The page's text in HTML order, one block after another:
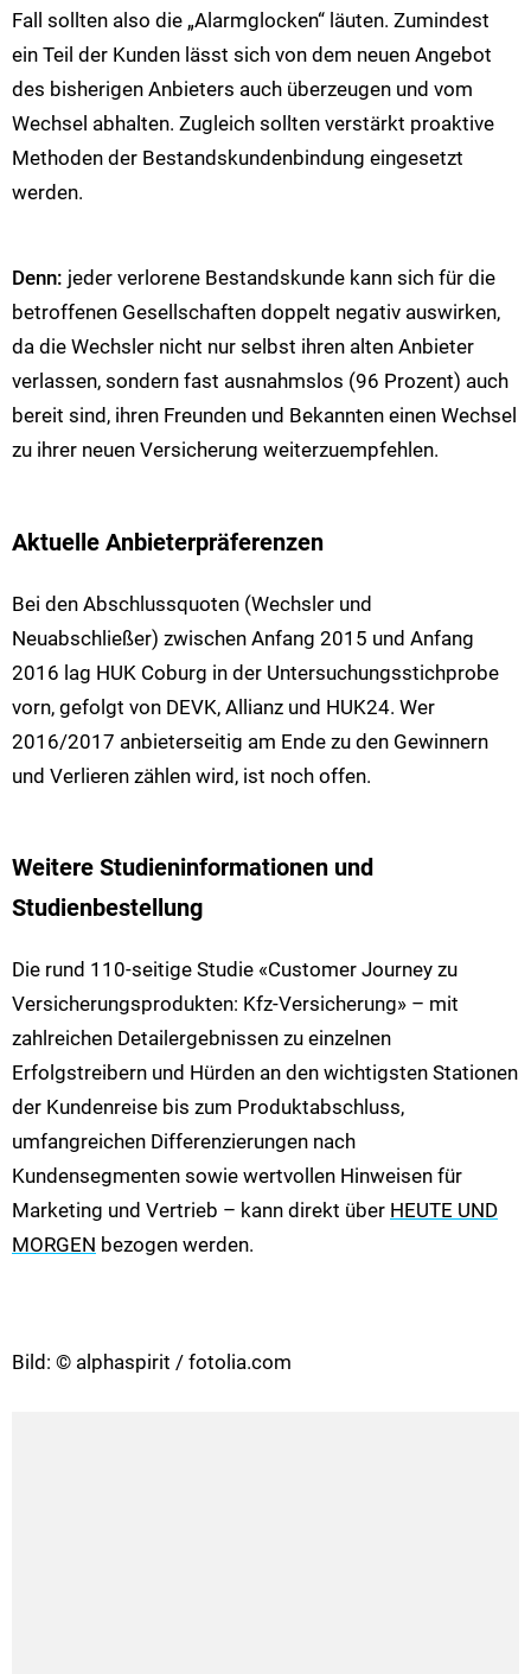
Fall sollten also die „Alarmglocken“ läuten. Zumindest
ein Teil der Kunden lässt sich von dem neuen Angebot
des bisherigen Anbieters auch überzeugen und vom
Wechsel abhalten. Zugleich sollten verstärkt proaktive
Methoden der Bestandskundenbindung eingesetzt
werden.
Denn: jeder verlorene Bestandskunde kann sich für die
betroffenen Gesellschaften doppelt negativ auswirken,
da die Wechsler nicht nur selbst ihren alten Anbieter
verlassen, sondern fast ausnahmslos (96 Prozent) auch
bereit sind, ihren Freunden und Bekannten einen Wechsel
zu ihrer neuen Versicherung weiterzuempfehlen.
Aktuelle Anbieterpräferenzen
Bei den Abschlussquoten (Wechsler und
Neuabschließer) zwischen Anfang 2015 und Anfang
2016 lag HUK Coburg in der Untersuchungsstichprobe
vorn, gefolgt von DEVK, Allianz und HUK24. Wer
2016/2017 anbieterseitig am Ende zu den Gewinnern
und Verlieren zählen wird, ist noch offen.
Weitere Studieninformationen und
Studienbestellung
Die rund 110-seitige Studie «Customer Journey zu
Versicherungsprodukten: Kfz-Versicherung» – mit
zahlreichen Detailergebnissen zu einzelnen
Erfolgstreibern und Hürden an den wichtigsten Stationen
der Kundenreise bis zum Produktabschluss,
umfangreichen Differenzierungen nach
Kundensegmenten sowie wertvollen Hinweisen für
Marketing und Vertrieb – kann direkt über HEUTE UND
MORGEN bezogen werden.
Bild: © alphaspirit / fotolia.com